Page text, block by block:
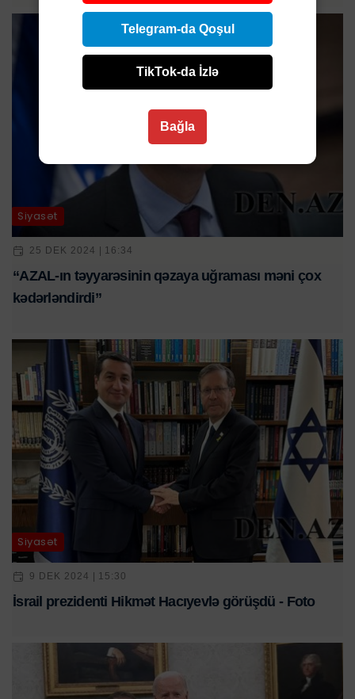
Siyasət
25 DEK 2024 | 16:34
“AZAL-ın təyyarəsinin qəzaya uğraması məni çox
kədərləndirdi”
Siyasət
9 DEK 2024 | 15:30
İsrail prezidenti Hikmət Hacıyevlə görüşdü - Foto
Telegram-da Qoşul
TikTok-da İzlə
Bağla